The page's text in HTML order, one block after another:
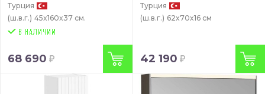
Турция
(ш.в.г.) 45x160x37 см.
68 690
Турция
(ш.в.г.) 62x70x16 см
42 190